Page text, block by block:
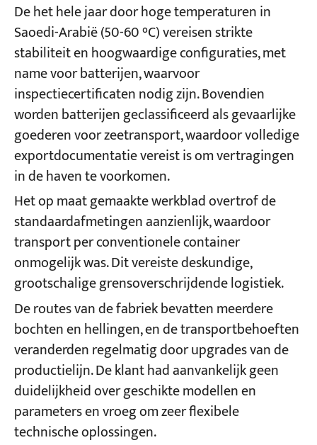
De het hele jaar door hoge temperaturen in
Saoedi-Arabië (50-60 °C) vereisen strikte
stabiliteit en hoogwaardige configuraties, met
name voor batterijen, waarvoor
inspectiecertificaten nodig zijn. Bovendien
worden batterijen geclassificeerd als gevaarlijke
goederen voor zeetransport, waardoor volledige
exportdocumentatie vereist is om vertragingen
in de haven te voorkomen.
Het op maat gemaakte werkblad overtrof de
standaardafmetingen aanzienlijk, waardoor
transport per conventionele container
onmogelijk was. Dit vereiste deskundige,
grootschalige grensoverschrijdende logistiek.
De routes van de fabriek bevatten meerdere
bochten en hellingen, en de transportbehoeften
veranderden regelmatig door upgrades van de
productielijn. De klant had aanvankelijk geen
duidelijkheid over geschikte modellen en
parameters en vroeg om zeer flexibele
technische oplossingen.